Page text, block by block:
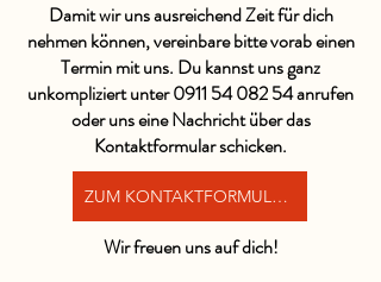
Damit wir uns ausreichend Zeit für dich
nehmen können, vereinbare bitte vorab einen
Termin mit uns. Du kannst uns ganz
unkompliziert unter0911 54 082 54anrufen
oder uns eine Nachricht über das
Kontaktformular schicken.
ZUM KONTAKTFORMULAR
Wir freuen uns auf dich!